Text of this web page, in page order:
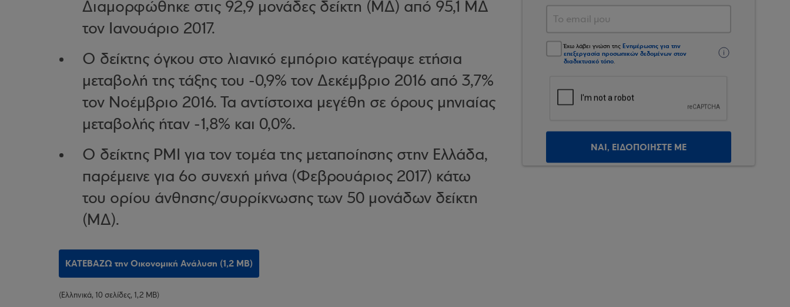
Διαμορφώθηκε στις 92,9 μονάδες δείκτη (ΜΔ) από 95,1 ΜΔ
τον Ιανουάριο 2017.
Ο δείκτης όγκου στο λιανικό εμπόριο κατέγραψε ετήσια
μεταβολή της τάξης του -0,9% τον Δεκέμβριο 2016 από 3,7%
τον Νοέμβριο 2016. Τα αντίστοιχα μεγέθη σε όρους μηνιαίας
μεταβολής ήταν -1,8% και 0,0%.
Ο δείκτης PMI για τον τομέα της μεταποίησης στην Ελλάδα,
παρέμεινε για 6ο συνεχή μήνα (Φεβρουάριος 2017) κάτω
του ορίου άνθησης/συρρίκνωσης των 50 μονάδων δείκτη
(ΜΔ).
ΚΑΤΕΒΑΖΩ την Οικονομική Ανάλυση (1,2 MB)
(Ελληνικά, 10 σελίδες, 1,2 MB)
Έχω λάβει γνώση της Ενημέρωσης για την
επεξεργασία προσωπικών δεδομένων στον
διαδικτυακό τόπο.
ΝΑΙ, ΕΙΔΟΠΟΙΗΣΤΕ ΜΕ